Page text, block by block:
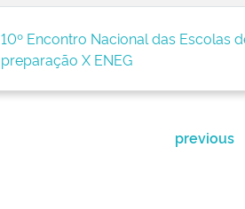
10º Encontro Nacional das Escolas
preparação X ENEG
previous